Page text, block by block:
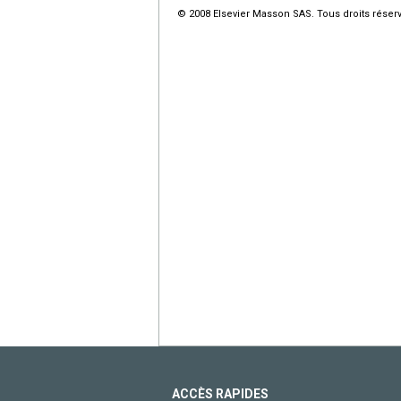
© 2008 Elsevier Masson SAS. Tous droits
ACCÈS RAPIDES